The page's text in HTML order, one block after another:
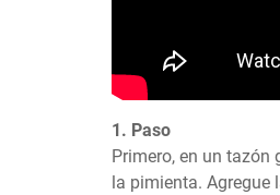
1. Paso
Primero, en un tazón
la pimienta.